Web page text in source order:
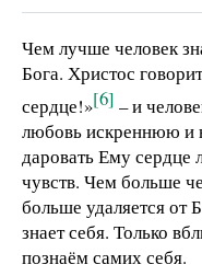
Чем лучше человек
Бога. Христос
сердце!»[6] – и
любовь искреннюю и
даровать Ему сердце
чувств. Чем больше
больше удаляется от
знает себя. Только
познаём самих себя.